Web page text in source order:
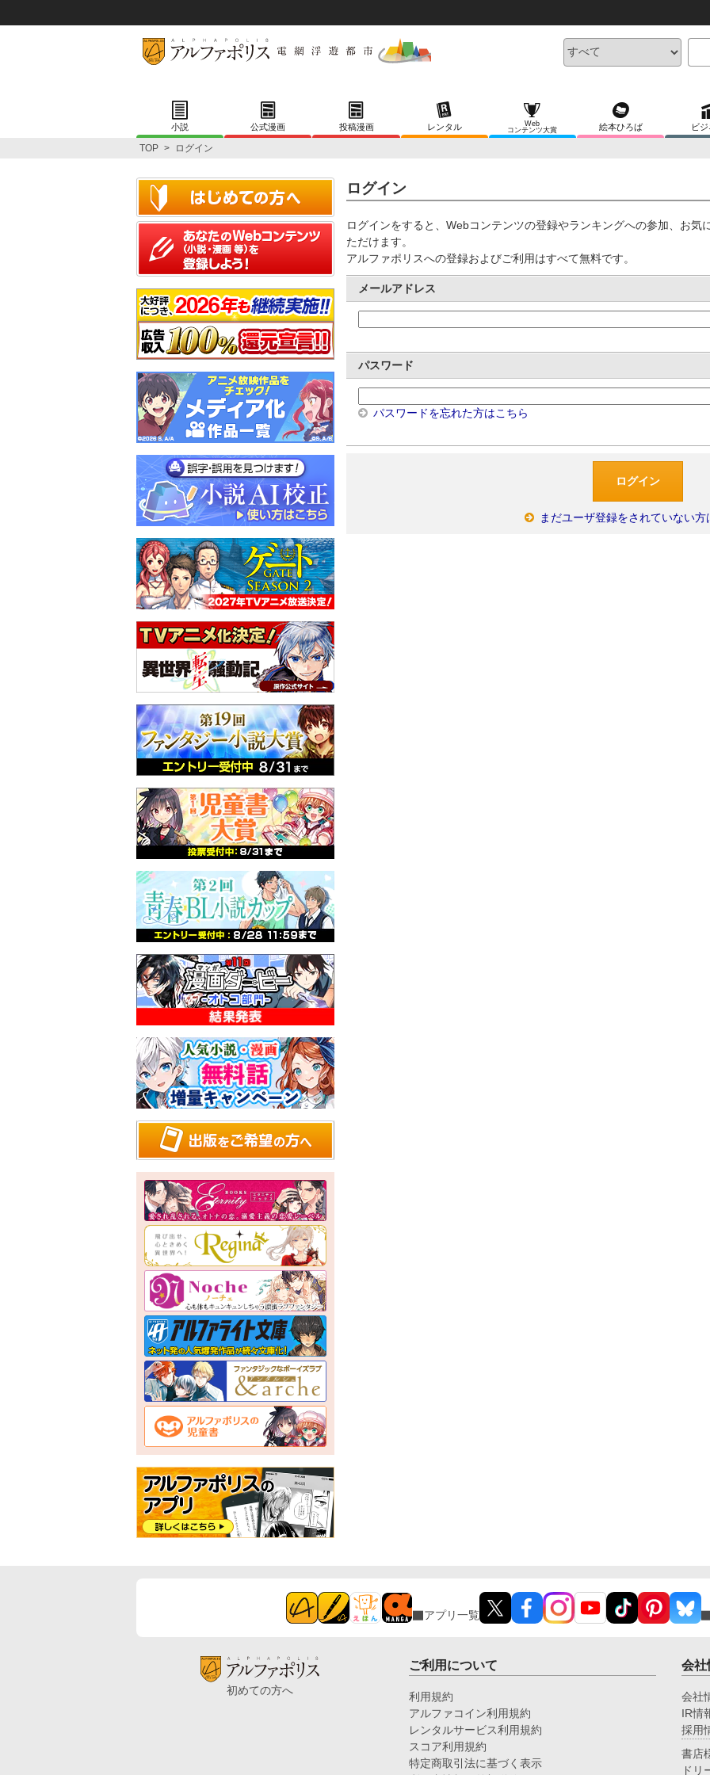
小説 公式漫画 投稿漫画 レンタル
Web
コンテンツ大賞
絵本ひろば ビ
TOP > ログイン
ログイン
ログインをすると、Webコンテンツの登録やランキングへの参加、お気
ただけます。
アルファポリスへの登録およびご利用はすべて無料です。
メールアドレス
パスワード
パスワードを忘れた方はこちら
まだユーザ登録をされていない方
アプリ一覧
初めての方へ
ご利用について
利用規約
アルファコイン利用規約
レンタルサービス利用規約
スコア利用規約
特定商取引法に基づく表示
会社
会社
IR情
採用
書店
ドリ